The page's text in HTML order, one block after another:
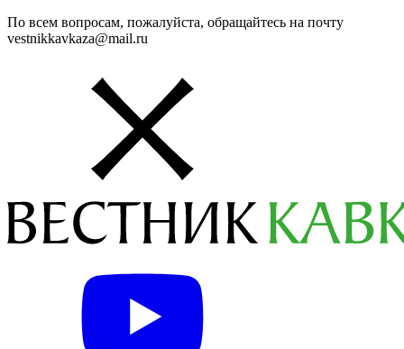
По всем вопросам, пожалуйста, обращайтесь на почту
vestnikkavkaza@mail.ru